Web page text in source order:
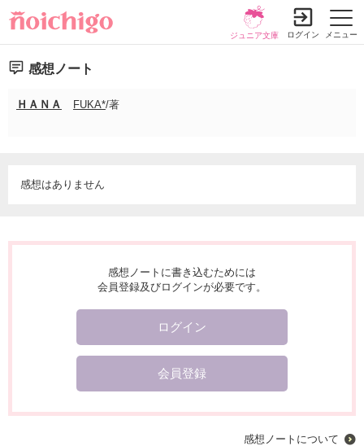
メニュー
ジュニア文庫 ログイン
感想ノート
ＨＡＮＡ FUKA*/著
感想はありません
感想ノートに書き込むためには
会員登録及びログインが必要です。
ログイン
会員登録
感想ノートについて